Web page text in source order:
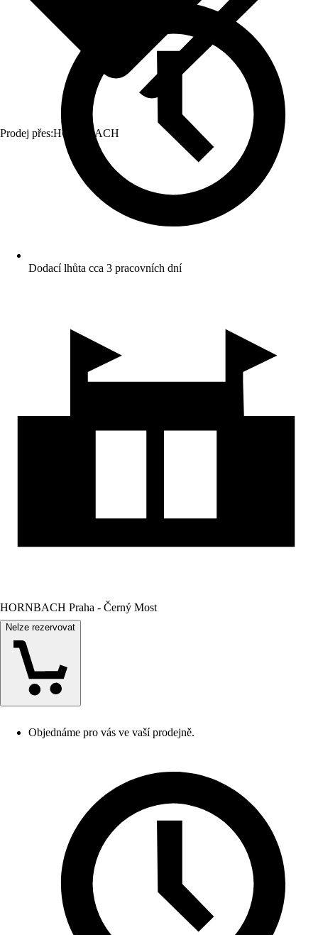
Prodej přes:HORNBACH
Dodací lhůta cca 3 pracovních dní
HORNBACH Praha - Černý Most
Nelze rezervovat
Objednáme pro vás ve vaší prodejně.